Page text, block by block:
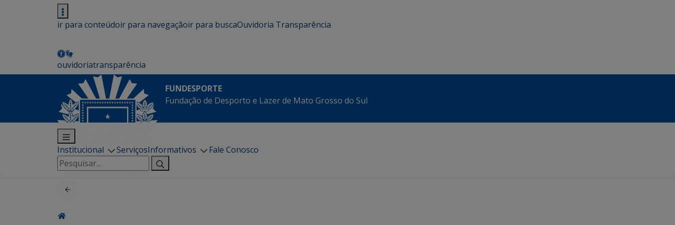
ir para conteúdoir para navegaçãoir para buscaOuvidoria Transparência
ouvidoriatransparência
FUNDESPORTE
Fundação de Desporto e Lazer de Mato Grosso do Sul
Institucional ServiçosInformativos
Fale Conosco
Pesquisar
por: